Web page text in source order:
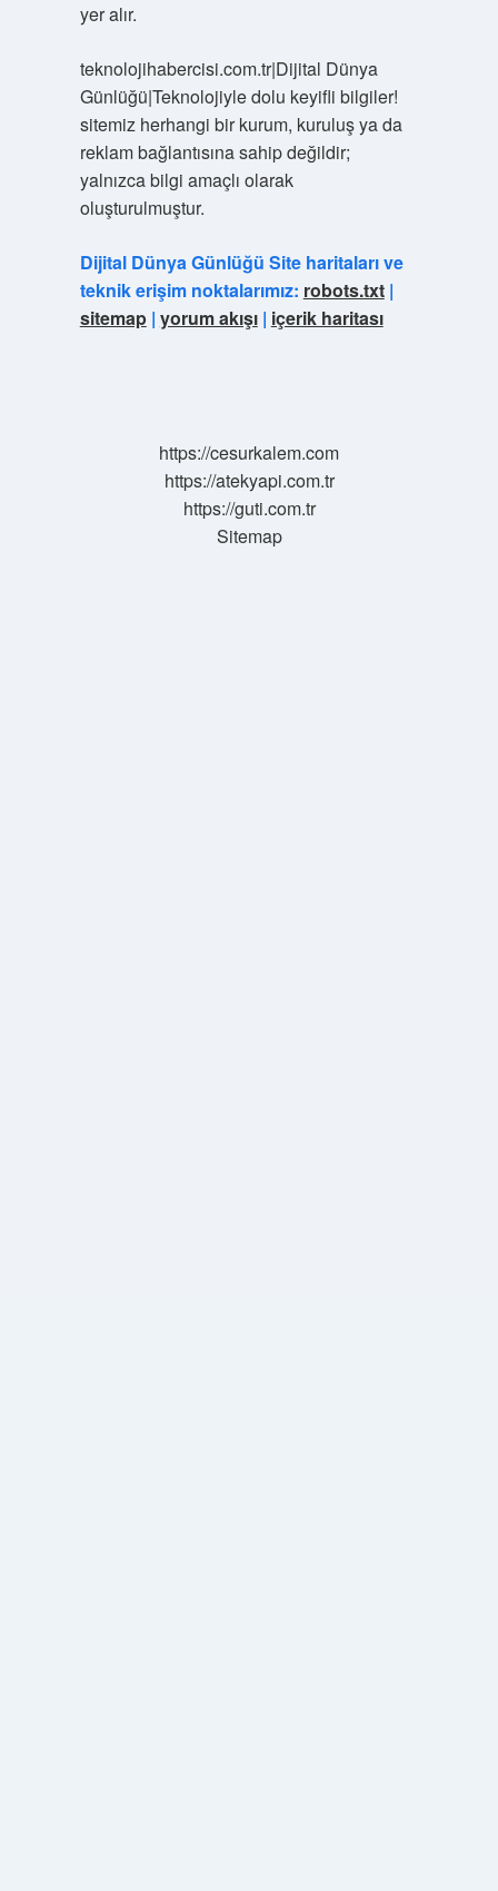
yer alır.
teknolojihabercisi.com.tr|Dijital Dünya
Günlüğü|Teknolojiyle dolu keyifli bilgiler!
sitemiz herhangi bir kurum, kuruluş ya da
reklam bağlantısına sahip değildir;
yalnızca bilgi amaçlı olarak
oluşturulmuştur.
Dijital Dünya Günlüğü Site haritaları ve
teknik erişim noktalarımız: robots.txt|
sitemap| yorum akışı| içerik haritası
https://cesurkalem.com
https://atekyapi.com.tr
https://guti.com.tr
Sitemap